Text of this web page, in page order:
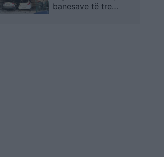
protestuesve
banesave të tre